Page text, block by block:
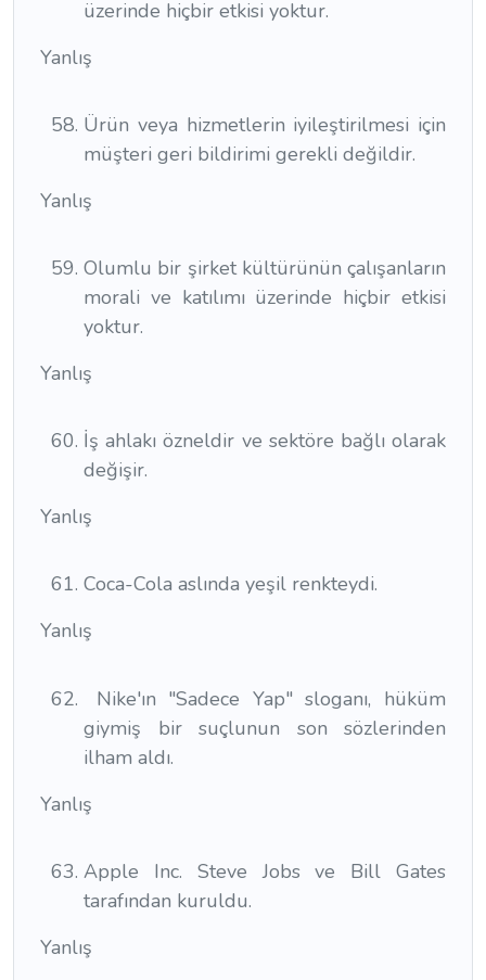
üzerinde hiçbir etkisi yoktur.
Yanlış
Ürün veya hizmetlerin iyileştirilmesi için
müşteri geri bildirimi gerekli değildir.
Yanlış
Olumlu bir şirket kültürünün çalışanların
morali ve katılımı üzerinde hiçbir etkisi
yoktur.
Yanlış
İş ahlakı özneldir ve sektöre bağlı olarak
değişir.
Yanlış
Coca-Cola aslında yeşil renkteydi.
Yanlış
Nike'ın "Sadece Yap" sloganı, hüküm
giymiş bir suçlunun son sözlerinden
ilham aldı.
Yanlış
Apple Inc. Steve Jobs ve Bill Gates
tarafından kuruldu.
Yanlış